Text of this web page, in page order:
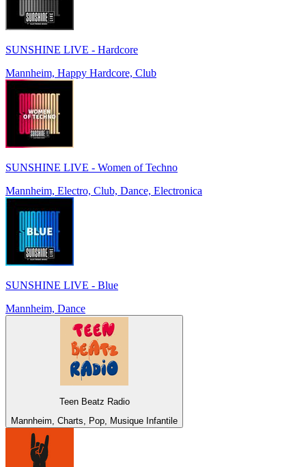
SUNSHINE LIVE - Hardcore
Mannheim, Happy Hardcore, Club
SUNSHINE LIVE - Women of Techno
Mannheim, Electro, Club, Dance, Electronica
SUNSHINE LIVE - Blue
Mannheim, Dance
Teen Beatz Radio
Mannheim, Charts, Pop, Musique Infantile